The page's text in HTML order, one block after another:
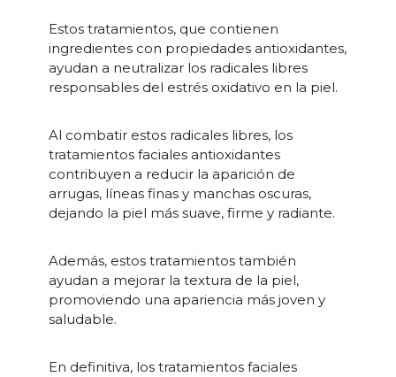
Estos tratamientos, que contienen
ingredientes con propiedades antioxidantes,
ayudan a neutralizar los radicales libres
responsables del estrés oxidativo en la piel.
Al combatir estos radicales libres, los
tratamientos faciales antioxidantes
contribuyen a reducir la aparición de
arrugas, líneas finas y manchas oscuras,
dejando la piel más suave, firme y radiante.
Además, estos tratamientos también
ayudan a mejorar la textura de la piel,
promoviendo una apariencia más joven y
saludable.
En definitiva, los tratamientos faciales